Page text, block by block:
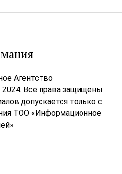
Агентство
2024. Все права защищены.
допускается только с
ТОО «Информационное